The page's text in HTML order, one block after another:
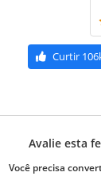
Curtir
Avalie esta
Você precisa